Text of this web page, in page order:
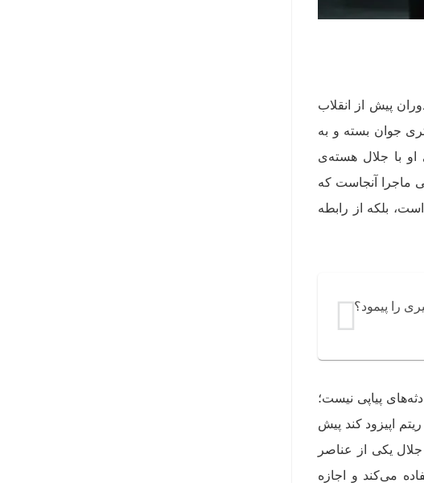
پیش از انقلاب
جوان بسته و به
او با جلال هسته‌ی
ماجرا آنجاست که
بلکه از رابطه
را پیمود؟
پیاپی نیست؛
اپیزود کند پیش
یکی از عناصر
می‌کند و اجازه